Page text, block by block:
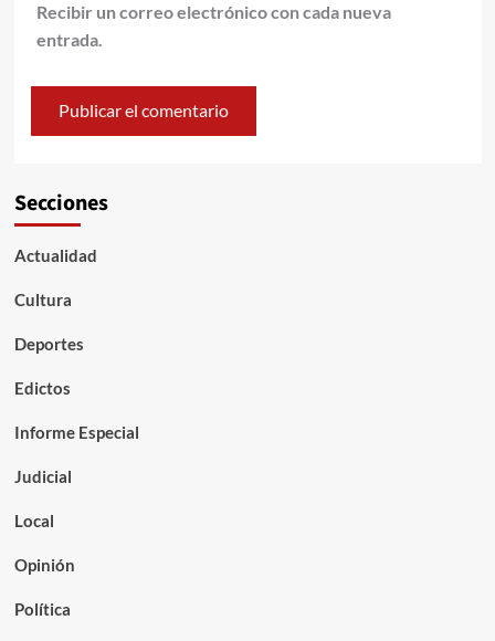
Recibir un correo electrónico con cada nueva
entrada.
Secciones
Actualidad
Cultura
Deportes
Edictos
Informe Especial
Judicial
Local
Opinión
Política